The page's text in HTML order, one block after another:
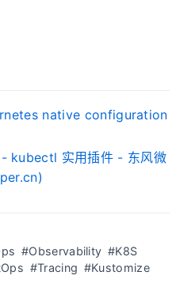
native configuration
- kubectl 实用插件 - 东风微
#Observability #K8S
#Tracing #Kustomize